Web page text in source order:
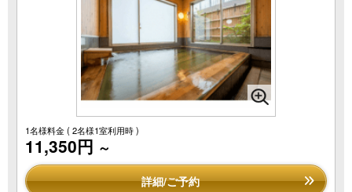
1名様料金( 2名様1室利用時 )
11,350円 ～
詳細/ご予約